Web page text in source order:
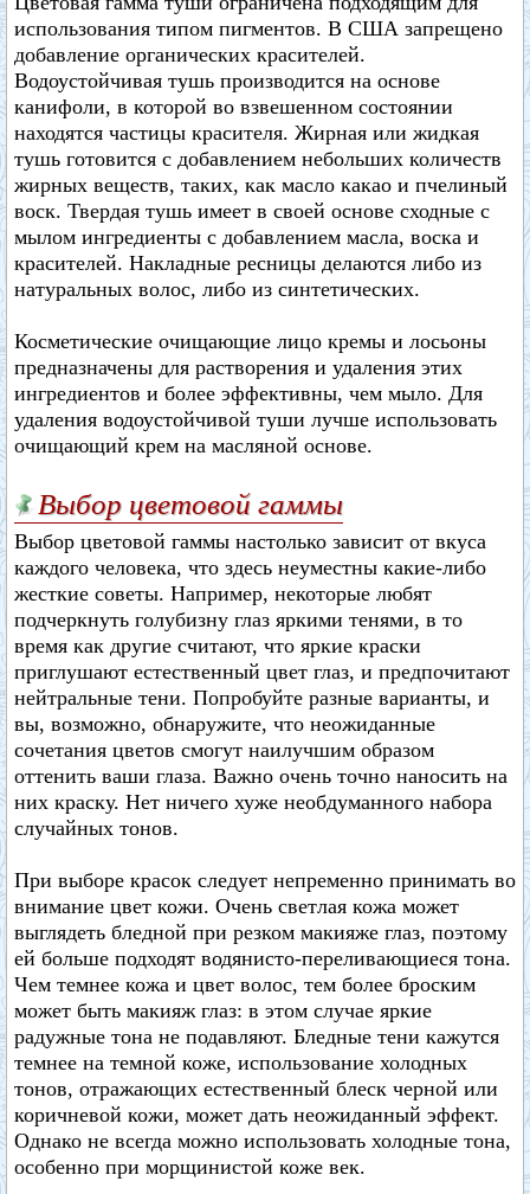
использования типом пигментов. В США запрещено
добавление органических красителей.
Водоустойчивая тушь производится на основе
канифоли, в которой во взвешенном состоянии
находятся частицы красителя. Жирная или жидкая
тушь готовится с добавлением небольших количеств
жирных веществ, таких, как масло какао и пчелиный
воск. Твердая тушь имеет в своей основе сходные с
мылом ингредиенты с добавлением масла, воска и
красителей. Накладные ресницы делаются либо из
натуральных волос, либо из синтетических.
Косметические очищающие лицо кремы и лосьоны
предназначены для растворения и удаления этих
ингредиентов и более эффективны, чем мыло. Для
удаления водоустойчивой туши лучше использовать
очищающий крем на масляной основе.
Выбор цветовой гаммы
Выбор цветовой гаммы настолько зависит от вкуса
каждого человека, что здесь неуместны какие-либо
жесткие советы. Например, некоторые любят
подчеркнуть голубизну глаз яркими тенями, в то
время как другие считают, что яркие краски
приглушают естественный цвет глаз, и предпочитают
нейтральные тени. Попробуйте разные варианты, и
вы, возможно, обнаружите, что неожиданные
сочетания цветов смогут наилучшим образом
оттенить ваши глаза. Важно очень точно наносить на
них краску. Нет ничего хуже необдуманного набора
случайных тонов.
При выборе красок следует непременно принимать во
внимание цвет кожи. Очень светлая кожа может
выглядеть бледной при резком макияже глаз, поэтому
ей больше подходят водянисто-переливающиеся тона.
Чем темнее кожа и цвет волос, тем более броским
может быть макияж глаз: в этом случае яркие
радужные тона не подавляют. Бледные тени кажутся
темнее на темной коже, использование холодных
тонов, отражающих естественный блеск черной или
коричневой кожи, может дать неожиданный эффект.
Однако не всегда можно использовать холодные тона,
особенно при морщинистой коже век.